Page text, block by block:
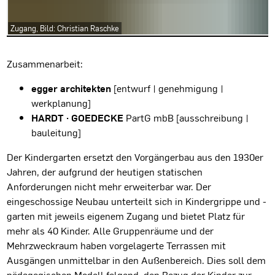
Zugang, Bild: Christian Raschke
Zusammenarbeit:
egger architekten [entwurf | genehmigung |
werkplanung]
HARDT · GOEDECKE PartG mbB [ausschreibung |
bauleitung]
Der Kindergarten ersetzt den Vorgängerbau aus den 1930er
Jahren, der aufgrund der heutigen statischen
Anforderungen nicht mehr erweiterbar war. Der
eingeschossige Neubau unterteilt sich in Kindergrippe und -
garten mit jeweils eigenem Zugang und bietet Platz für
mehr als 40 Kinder. Alle Gruppenräume und der
Mehrzweckraum haben vorgelagerte Terrassen mit
Ausgängen unmittelbar in den Außenbereich. Dies soll dem